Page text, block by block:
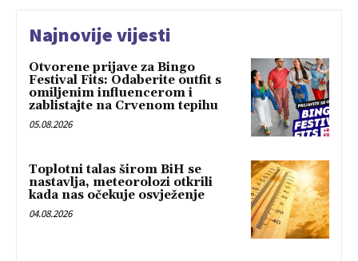
Najnovije vijesti
Otvorene prijave za Bingo
Festival Fits: Odaberite outfit s
omiljenim influencerom i
zablistajte na Crvenom tepihu
05.08.2026
Toplotni talas širom BiH se
nastavlja, meteorolozi otkrili
kada nas očekuje osvježenje
04.08.2026